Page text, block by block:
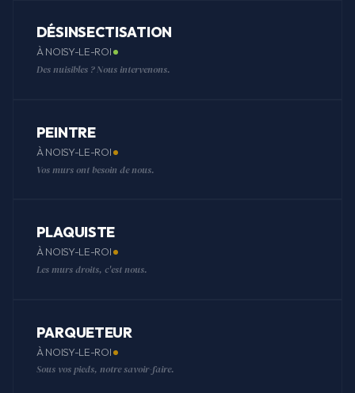
DÉSINSECTISATION
À NOISY-LE-ROI
Des nuisibles ? Nous intervenons.
PEINTRE
À NOISY-LE-ROI
Vos murs ont besoin de nous.
PLAQUISTE
À NOISY-LE-ROI
Les murs droits, c'est nous.
PARQUETEUR
À NOISY-LE-ROI
Sous vos pieds, notre savoir-faire.